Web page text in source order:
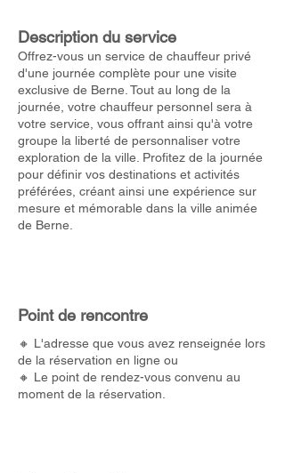
Description du service
Offrez-vous un service de chauffeur privé
d'une journée complète pour une visite
exclusive de Berne. Tout au long de la
journée, votre chauffeur personnel sera à
votre service, vous offrant ainsi qu'à votre
groupe la liberté de personnaliser votre
exploration de la ville. Profitez de la journée
pour définir vos destinations et activités
préférées, créant ainsi une expérience sur
mesure et mémorable dans la ville animée
de Berne.
Point de rencontre
🔸 L'adresse que vous avez renseignée lors
de la réservation en ligne ou
🔸 Le point de rendez-vous convenu au
moment de la réservation.